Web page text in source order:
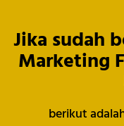
Jika sudah
Marketing
berikut